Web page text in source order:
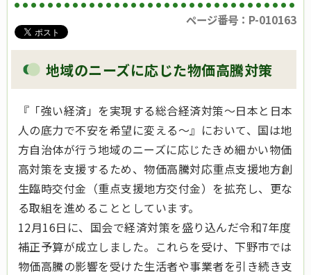
ページ番号：P-010163
地域のニーズに応じた物価高騰対策
『「強い経済」を実現する総合経済対策～日本と日本
人の底力で不安を希望に変える～』において、国は地
方自治体が行う地域のニーズに応じたきめ細かい物価
高対策を支援するため、物価高騰対応重点支援地方創
生臨時交付金（重点支援地方交付金）を拡充し、更な
る取組を進めることとしています。
12月16日に、国会で経済対策を盛り込んだ令和7年度
補正予算が成立しました。これらを受け、下野市では
物価高騰の影響を受けた生活者や事業者を引き続き支